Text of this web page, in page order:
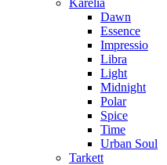
Karelia
Dawn
Essence
Impressio
Libra
Light
Midnight
Polar
Spice
Time
Urban Soul
Tarkett